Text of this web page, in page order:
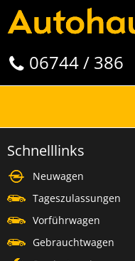
06744 / 386
Schnelllinks
Neuwagen
Tageszulassungen
Vorführwagen
Gebrauchtwagen